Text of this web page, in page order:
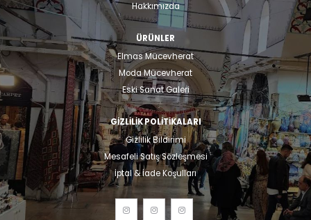
Hakkımızda
ÜRÜNLER
Elmas Mücevherat
Moda Mücevherat
Eski Sanat Galeri
GIZLILIK POLITIKALARI
Gizlilik Bildirimi
Mesafeli Satış Sözleşmesi
İptal & İade Koşulları